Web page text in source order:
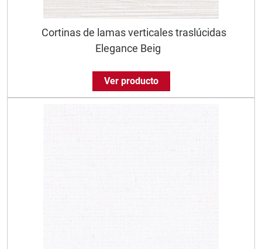
Cortinas de lamas verticales traslúcidas
Elegance Beig
Ver producto